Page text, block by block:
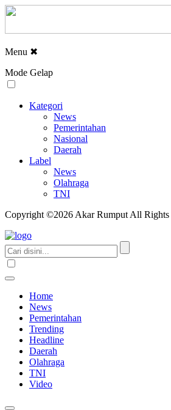
Menu ✖
Mode Gelap
Kategori
News
Pemerintahan
Nasional
Daerah
Label
News
Olahraga
TNI
Copyright ©2026 Akar Rumput All Rights
Home
News
Pemerintahan
Trending
Headline
Daerah
Olahraga
TNI
Video